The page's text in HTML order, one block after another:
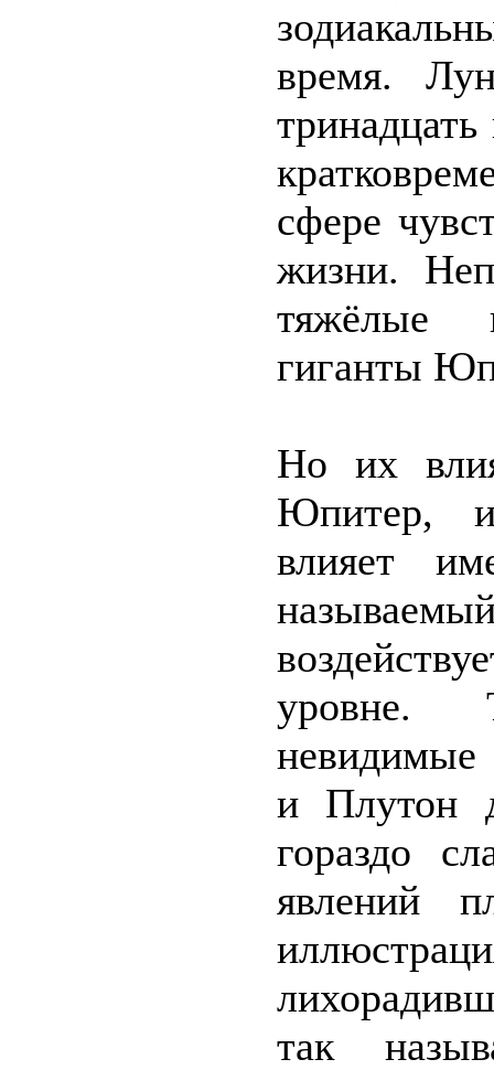
время.
сфере
жизни.
тяжёлые
гиганты
Но их
Юпитер,
влияет
уровне.
невидимые
и Плутон
гораздо
явлений
так